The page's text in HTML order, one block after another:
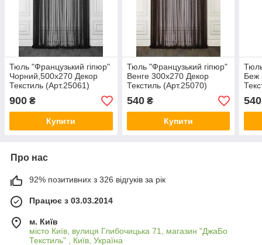
Тюль "Французький гіпюр"
Чорний,500х270 Декор
Текстиль (Арт.25061)
900 ₴
Купити
Тюль "Французький гіпюр"
Венге 300х270 Декор
Текстиль (Арт.25070)
540₴
Купити
Беж
540
Про нас
92% позитивних з 326 відгуків за рік
Працює з 03.03.2014
м. Київ
місто Київ, вулиця Глибочицька 71, магазин "ДжаБо
Текстиль" , Київ, Україна